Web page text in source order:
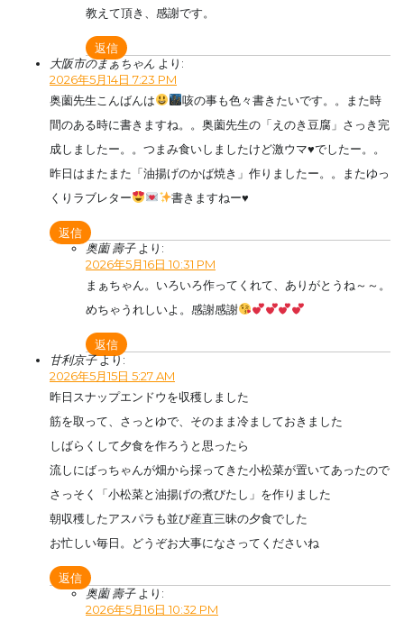
教えて頂き、感謝です。
返信
大阪市のまぁちゃん より:
2026年5月14日 7:23 PM
奥薗先生こんばんは
咳の事も色々書きたいです。。また時
間のある時に書きますね。。奥薗先生の「えのき豆腐」さっき完
成しましたー。。つまみ食いしましたけど激ウマ♥️でしたー。。
昨日はまたまた「油揚げのかば焼き」作りましたー。。またゆっ
くりラブレター
書きますねー♥️
返信
奥薗 壽子 より:
2026年5月16日 10:31 PM
まぁちゃん。いろいろ作ってくれて、ありがとうね～～。
めちゃうれしいよ。感謝感謝
返信
甘利京子より:
2026年5月15日 5:27 AM
昨日スナップエンドウを収穫しました
筋を取って、さっとゆで、そのまま冷ましておきました
しばらくして夕食を作ろうと思ったら
流しにばっちゃんが畑から採ってきた小松菜が置いてあったので
さっそく「小松菜と油揚げの煮びたし」を作りました
朝収穫したアスパラも並び産直三昧の夕食でした
お忙しい毎日。どうぞお大事になさってくださいね
返信
奥薗 壽子 より:
2026年5月16日 10:32 PM